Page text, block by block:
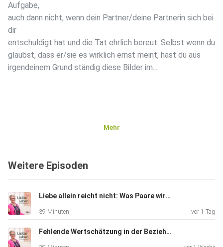
Aufgabe,
auch dann nicht, wenn dein Partner/deine Partnerin sich bei
dir
entschuldigt hat und die Tat ehrlich bereut. Selbst wenn du
glaubst, dass er/sie es wirklich ernst meint, hast du aus
irgendeinem Grund ständig diese Bilder im...
Mehr
Weitere Episoden
Liebe allein reicht nicht: Was Paare wirklich brauchen
39 Minuten vor 1 Tag
Fehlende Wertschätzung in der Beziehung